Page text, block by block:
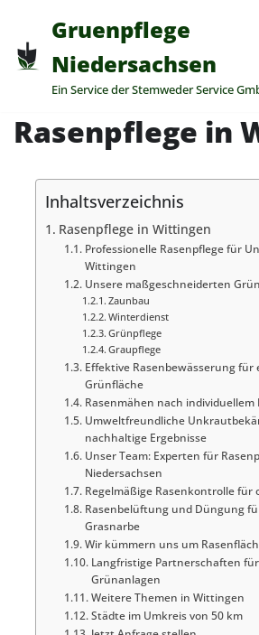
Zum
Inhalt
springen
Gruenpflege
Niedersachsen
Ein Service der Stemweder Service
Rasenpflege in
Inhaltsverzeichnis
Rasenpflege in Wittingen
Professionelle Rasenpflege für
Wittingen
Unsere maßgeschneiderten
Zaunbau
Winterdienst
Grünpflege
Graupflege
Effektive Rasenbewässerung für
Grünfläche
Rasenmähen nach individuellem
Umweltfreundliche
nachhaltige Ergebnisse
Unser Team: Experten für
Niedersachsen
Regelmäßige Rasenkontrolle für
Rasenbelüftung und Düngung
Grasnarbe
Wir kümmern uns um
Langfristige Partnerschaften
Grünanlagen
Weitere Themen in Wittingen
Städte im Umkreis von 50 km